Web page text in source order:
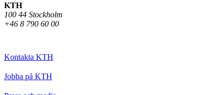
KTH
100 44 Stockholm
+46 8 790 60 00
Kontakta KTH
Jobba på KTH